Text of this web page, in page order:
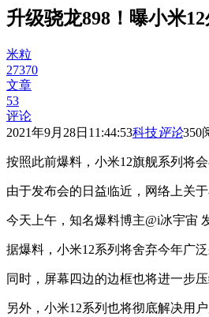
升级骁龙898！曝小米
米粒
27370
文章
53
评论
2021年9月28日11:44:53科技评论350
按照此前爆料，小米12旗舰系列将
由于发布会的日益临近，网络上关
今天上午，知名爆料博主@i冰宇宙
据爆料，小米12系列将舍弃今年广
同时，屏幕四边的边框也将进一步
另外，小米12系列也将彻底解决用